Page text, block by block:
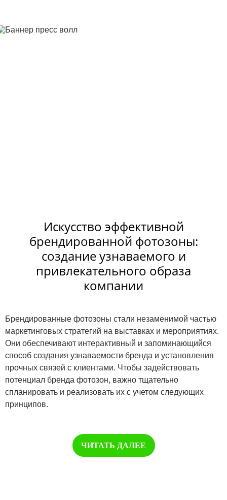
Искусство эффективной
брендированной фотозоны:
создание узнаваемого и
привлекательного образа
компании
Брендированные фотозоны стали незаменимой частью
маркетинговых стратегий на выставках и мероприятиях.
Они обеспечивают интерактивный и запоминающийся
способ создания узнаваемости бренда и установления
прочных связей с клиентами. Чтобы задействовать
потенциал бренда фотозон, важно тщательно
спланировать и реализовать их с учетом следующих
принципов.
ЧИТАТЬ ДАЛЕЕ